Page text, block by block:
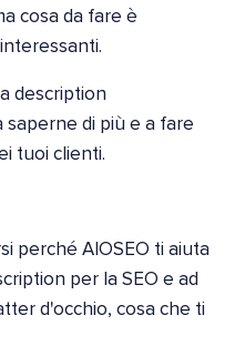
cosa da fare è
description
di più e a fare
tuoi clienti.
perché AIOSEO ti aiuta
per la SEO e ad
d'occhio, cosa che ti